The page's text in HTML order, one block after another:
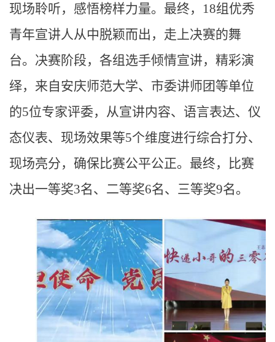
现场聆听，感悟榜样力量。最终，18组优秀
青年宣讲人从中脱颖而出，走上决赛的舞
台。决赛阶段，各组选手倾情宣讲，精彩演
绎，来自安庆师范大学、市委讲师团等单位
的5位专家评委，从宣讲内容、语言表达、仪
态仪表、现场效果等5个维度进行综合打分、
现场亮分，确保比赛公平公正。最终，比赛
决出一等奖3名、二等奖6名、三等奖9名。